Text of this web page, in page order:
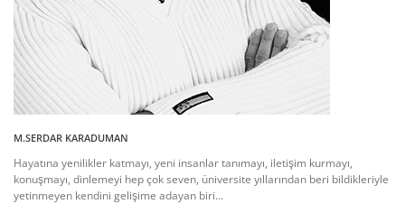
M.SERDAR KARADUMAN
Hayatına yenilikler katmayı, yeni insanlar tanımayı, iletişim kurmayı,
konuşmayı, dinlemeyi hep çok seven, üniversite yıllarından beri bildikleriyle
yetinmeyen kendini gelişime adayan biri...